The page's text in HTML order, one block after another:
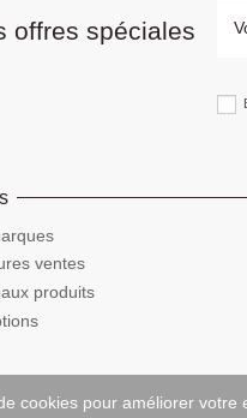
offres spéciales
ventes
produits
cookies pour améliorer votre